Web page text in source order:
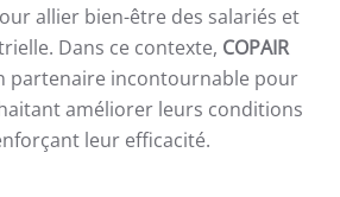
allier bien-être des salariés et
Dans ce contexte, COPAIR
partenaire incontournable pour
améliorer leurs conditions
leur efficacité.